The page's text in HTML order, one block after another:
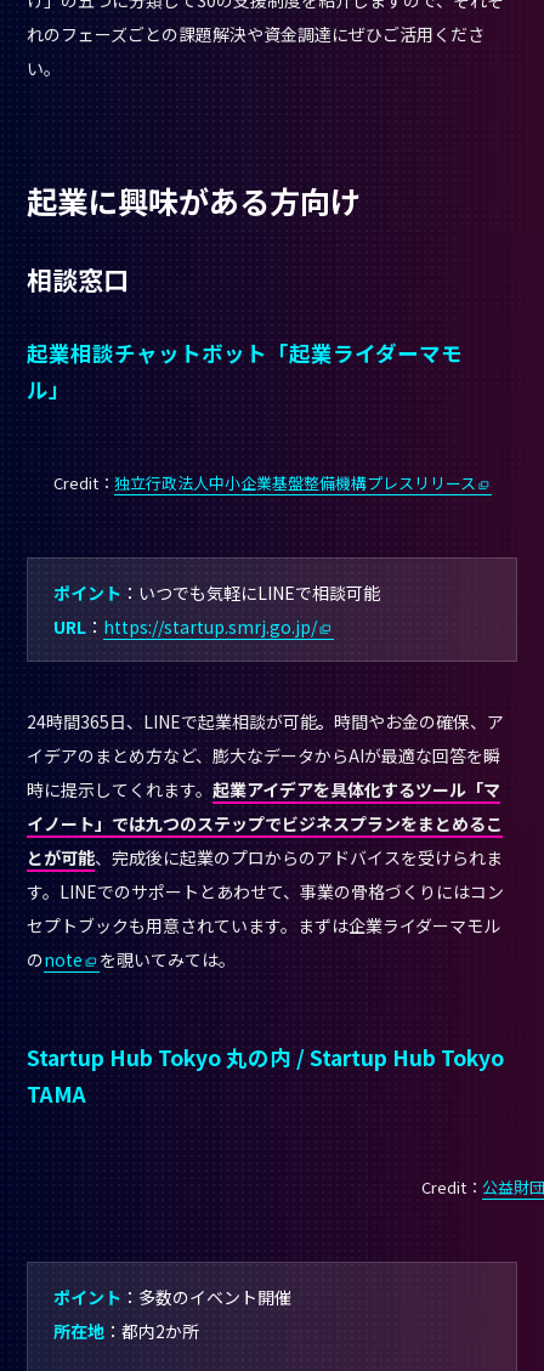
れのフェーズごとの課題解決や資金調達にぜひご活用くださ
い。
起業に興味がある方向け
相談窓口
起業相談チャットボット「起業ライダーマモ
ル」
Credit： 独立行政法人中小企業基盤整備機構プレスリリース
ポイント ：いつでも気軽にLINEで相談可能
URL ： https://startup.smrj.go.jp/
24時間365日、LINEで起業相談が可能。時間やお金の確保、ア
イデアのまとめ方など、膨大なデータからAIが最適な回答を瞬
時に提示してくれます。起業アイデアを具体化するツール「マ
イノート」では九つのステップでビジネスプランをまとめるこ
とが可能、完成後に起業のプロからのアドバイスを受けられま
す。LINEでのサポートとあわせて、事業の骨格づくりにはコン
セプトブックも用意されています。まずは企業ライダーマモル
のnote を覗いてみては。
Startup Hub Tokyo 丸の内 / Startup Hub Tokyo
TAMA
Credit： 公益財
ポイント ：多数のイベント開催
所在地 ：都内2か所